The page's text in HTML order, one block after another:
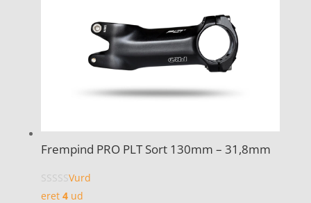
Frempind PRO PLT Sort 130mm – 31,8mm
Vurd
eret 4ud